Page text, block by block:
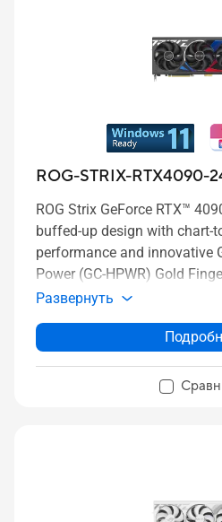
ROG-STRIX-RTX4090-
ROG Strix GeForce RTX™
buffed-up design with chart-
performance and innovative
Power (GC-HPWR) Gold
Развернуть